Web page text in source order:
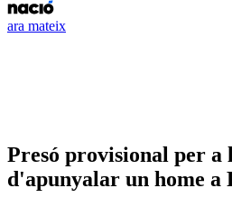
ara mateix
Presó provisional per a
d'apunyalar un home a